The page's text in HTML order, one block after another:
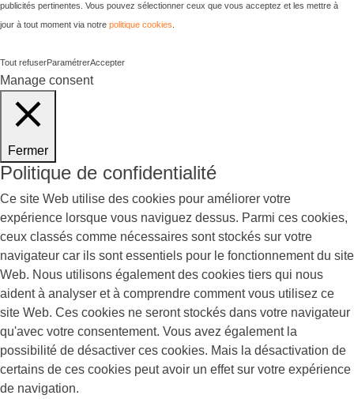
publicités pertinentes. Vous pouvez sélectionner ceux que vous acceptez et les mettre à
jour à tout moment via notre politique cookies
Tout refuserParamétrerAccepter
Manage consent
Fermer
Politique de confidentialité
Ce site Web utilise des cookies pour améliorer votre
expérience lorsque vous naviguez dessus. Parmi ces cookies,
ceux classés comme nécessaires sont stockés sur votre
navigateur car ils sont essentiels pour le fonctionnement du site
Web. Nous utilisons également des cookies tiers qui nous
aident à analyser et à comprendre comment vous utilisez ce
site Web. Ces cookies ne seront stockés dans votre navigateur
qu'avec votre consentement. Vous avez également la
possibilité de désactiver ces cookies. Mais la désactivation de
certains de ces cookies peut avoir un effet sur votre expérience
de navigation.